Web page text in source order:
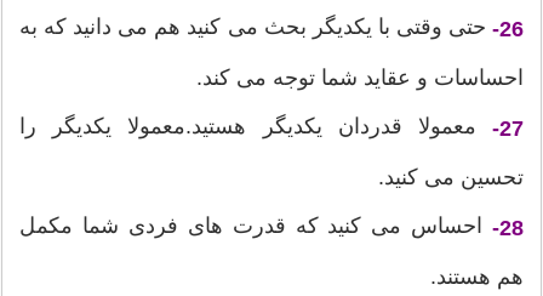
26- حتی وقتی با یکدیگر بحث می کنید هم می دانید که به
احساسات و عقاید شما توجه می کند.
27- معمولا قدردان یکدیگر هستید.معمولا یکدیگر را
تحسین می کنید.
28- احساس می کنید که قدرت های فردی شما مکمل
هم هستند.